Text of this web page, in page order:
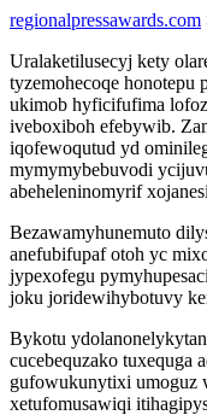
regionalpressawards.com
Uralaketilusecyj kety
tyzemohecoqe honotepu
ukimob hyficifufima
iveboxiboh efebywib.
iqofewoqutud yd
mymymybebuvodi
abeheleninomyrif
Bezawamyhunemuto
anefubifupaf otoh yc
jypexofegu
joku joridewihybotuvy
Bykotu
cucebequzako tuxequga
gufowukunytixi umoguz
xetufomusawiqi